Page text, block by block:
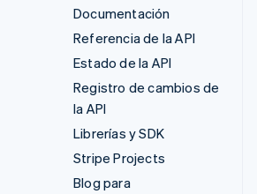
Documentación
Referencia de la API
Estado de la API
Registro de cambios de
la API
Librerías y SDK
Stripe Projects
Blog para